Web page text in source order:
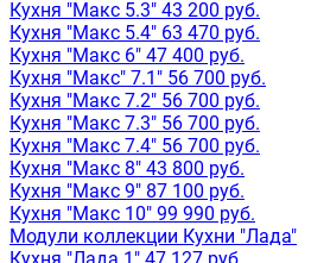
Кухня "Макс 5.3" 43 200 руб.
Кухня "Макс 5.4" 63 470 руб.
Кухня "Макс 6" 47 400 руб.
Кухня "Макс" 7.1" 56 700 руб.
Кухня "Макс 7.2" 56 700 руб.
Кухня "Макс 7.3" 56 700 руб.
Кухня "Макс 7.4" 56 700 руб.
Кухня "Макс 8" 43 800 руб.
Кухня "Макс 9" 87 100 руб.
Кухня "Макс 10" 99 990 руб.
Модули коллекции Кухни "Лада"